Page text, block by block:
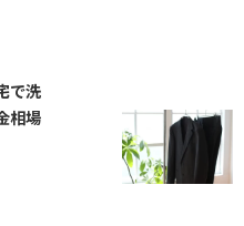
で洗
相場